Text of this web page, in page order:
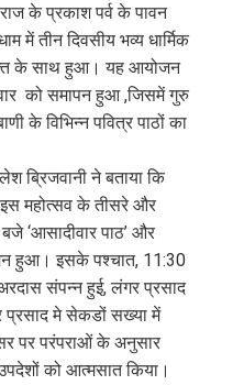
के प्रकाश पर्व के पावन
में तीन दिवसीय भव्य धार्मिक
के साथ हुआ। यह आयोजन
को समापन हुआ ,जिसमें गुरु
के विभिन्न पवित्र पाठों का
ने बताया कि
महोत्सव के तीसरे और
‘आसादीवार पाठ’ और
हुआ। इसके पश्चात, 11:30
संपन्न हुई, लंगर प्रसाद
मे सेकडों सख्या में
पर परंपराओं के अनुसार
को आत्मसात किया।